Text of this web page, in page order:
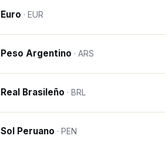
Euro · EUR
Peso Argentino · ARS
Real Brasileño · BRL
Sol Peruano · PEN